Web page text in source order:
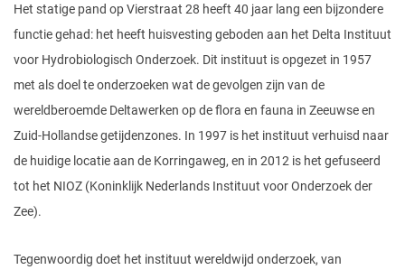
Het statige pand op Vierstraat 28 heeft 40 jaar lang een bijzondere
functie gehad: het heeft huisvesting geboden aan het Delta Instituut
voor Hydrobiologisch Onderzoek. Dit instituut is opgezet in 1957
met als doel te onderzoeken wat de gevolgen zijn van de
wereldberoemde Deltawerken op de flora en fauna in Zeeuwse en
Zuid-Hollandse getijdenzones. In 1997 is het instituut verhuisd naar
de huidige locatie aan de Korringaweg, en in 2012 is het gefuseerd
tot het NIOZ (Koninklijk Nederlands Instituut voor Onderzoek der
Zee).
Tegenwoordig doet het instituut wereldwijd onderzoek, van